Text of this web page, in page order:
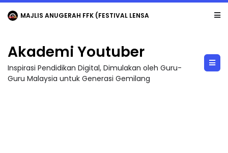
MAJLIS ANUGERAH FFK (FESTIVAL LENSA PENDIDIKAN - FLeP) 2026
Akademi Youtuber
Inspirasi Pendidikan Digital, Dimulakan oleh Guru-
Guru Malaysia untuk Generasi Gemilang